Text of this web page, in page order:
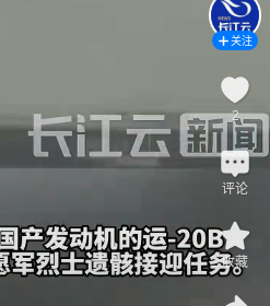
关注
2
评论
收藏